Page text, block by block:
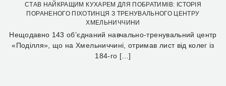
СТАВ НАЙКРАЩИМ КУХАРЕМ ДЛЯ ПОБРАТИМІВ: ІСТОРІЯ
ПОРАНЕНОГО ПІХОТИНЦЯ З ТРЕНУВАЛЬНОГО ЦЕНТРУ
ХМЕЛЬНИЧЧИНИ
Нещодавно 143 об’єднаний навчально-тренувальний центр
«Поділля», що на Хмельниччині, отримав лист від колег із
184-го […]